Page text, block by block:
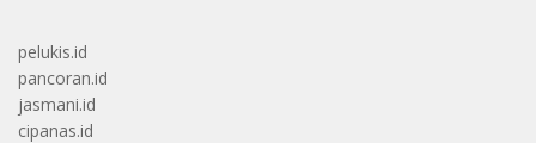
pelukis.id
pancoran.id
jasmani.id
cipanas.id